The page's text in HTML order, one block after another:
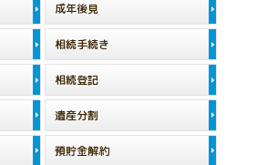
成年後見
相続手続き
相続登記
遺産分割
預貯金解約